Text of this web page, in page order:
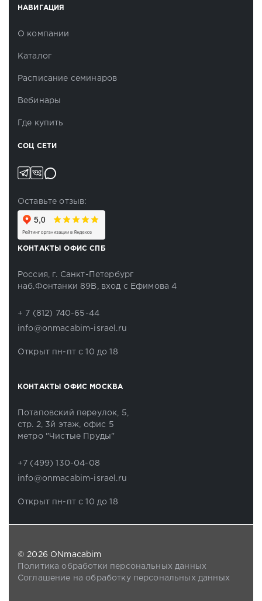
НАВИГАЦИЯ
О компании
Каталог
Расписание семинаров
Вебинары
Где купить
КОНТАКТЫ ОФИС СПБ
Россия, г. Санкт-Петербург
наб.Фонтанки 89В, вход с Ефимова 4
+ 7 (812) 740-65-44
info@onmacabim-israel.ru
Открыт пн-пт с 10 до 18
КОНТАКТЫ ОФИС МОСКВА
Потаповский переулок, 5,
стр. 2, 3й этаж, офис 5
метро "Чистые Пруды"
+7 (499) 130-04-08
info@onmacabim-israel.ru
Открыт пн-пт с 10 до 18
СОЦ СЕТИ
Оставьте отзыв:
© 2026 ONmacabim
Политика обработки персональных данных
Соглашение на обработку персональных данных